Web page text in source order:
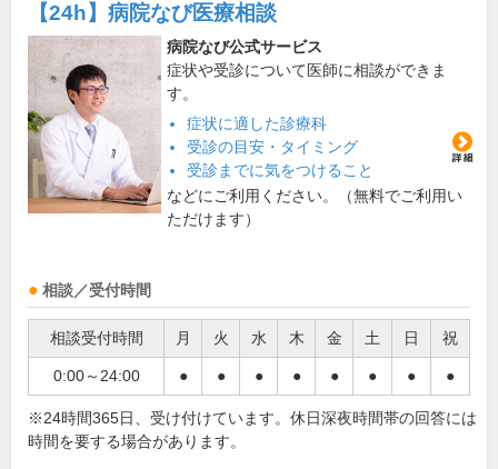
【24h】 病院なび医療相談
病院なび公式サービス
症状や受診について医師に相談ができま
す。
症状に適した診療科
受診の目安・タイミング
受診までに気をつけること
などにご利用ください。（無料でご利用い
ただけます）
相談／受付時間
相談受付時間 月 火 水 木 金 土 日 祝
0:00～24:00 ● ● ● ● ● ● ● ●
※24時間365日、受け付けています。休日深夜時間帯の回答には
時間を要する場合があります。